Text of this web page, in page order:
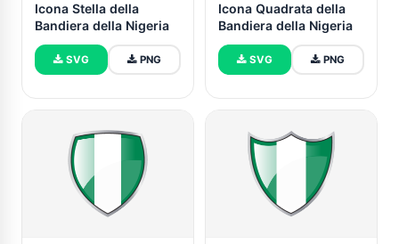
Icona Stella della
Bandiera della Nigeria
SVG PNG
Icona Quadrata della
Bandiera della Nigeria
SVG PNG